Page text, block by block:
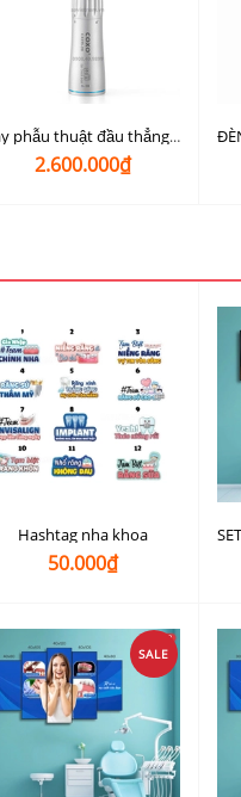
Tay phẫu thuật đầu thẳng 1:1 S-2B Coxo dùng cho motor điện
2.600.000₫
Hashtag nha khoa
50.000₫
SALE